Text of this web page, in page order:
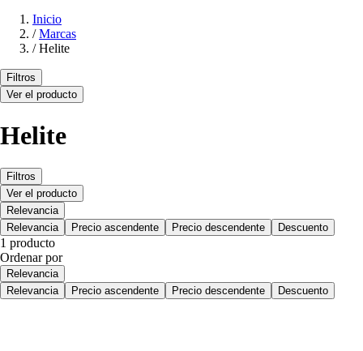
Inicio
/ Marcas
/ Helite
Filtros
Ver el producto
Helite
Filtros
Ver el producto
Relevancia
Relevancia
Precio ascendente Precio descendente Descuento
1 producto
Ordenar por
Relevancia
Relevancia
Precio ascendente Precio descendente Descuento